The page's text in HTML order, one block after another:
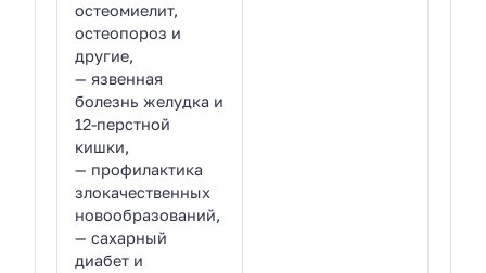
остеомиелит,
остеопороз и
другие,
— язвенная
болезнь желудка и
12-перстной
кишки,
— профилактика
злокачественных
новообразований,
— сахарный
диабет и